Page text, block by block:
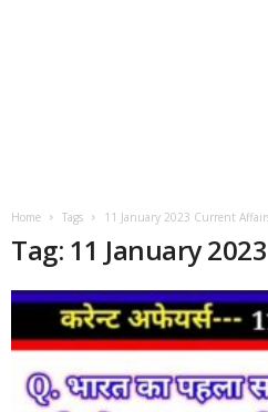
Home Tags 11 January 2023 Current
Tag: 11 January